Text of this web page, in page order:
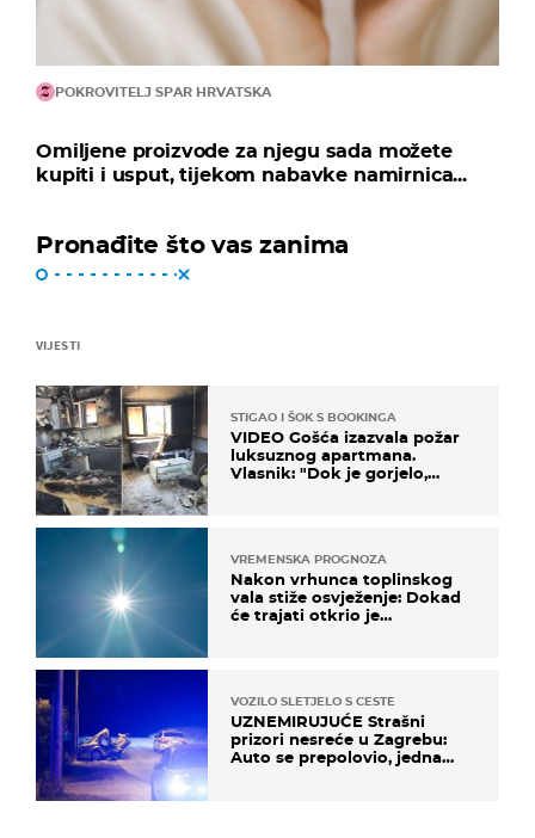
POKROVITELJ SPAR HRVATSKA
Omiljene proizvode za njegu sada možete
kupiti i usput, tijekom nabavke namirnica...
Pronađite što vas zanima
VIJESTI
STIGAO I ŠOK S BOOKINGA
VIDEO Gošća izazvala požar
luksuznog apartmana.
Vlasnik: "Dok je gorjelo,
VREMENSKA PROGNOZA
Nakon vrhunca toplinskog
vala stiže osvježenje: Dokad
će trajati otkrio je
VOZILO SLETJELO S CESTE
UZNEMIRUJUĆE Strašni
prizori nesreće u Zagrebu:
Auto se prepolovio, jedna